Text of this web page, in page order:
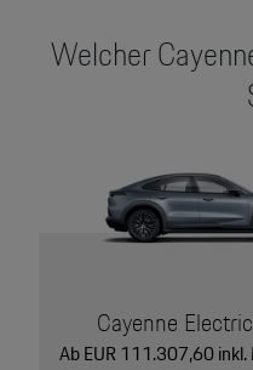
Der Klang
Sound lässt
noch
Welcher
Cayenne
Ab EUR 111.307,60 inkl.